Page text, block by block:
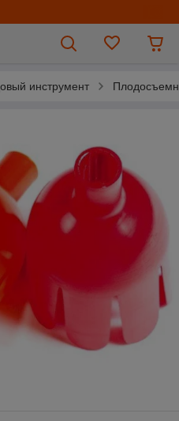
инструмент